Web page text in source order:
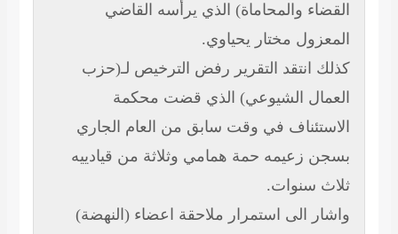
القضاء والمحاماة) الذي يرأسه القاضي
المعزول مختار يحياوي.
كذلك انتقد التقرير رفض الترخيص لـ(حزب
العمال الشيوعي) الذي قضت محكمة
الاستئناف في وقت سابق من العام الجاري
بسجن زعيمه حمة همامي وثلاثة من قيادييه
ثلاث سنوات.
واشار الى استمرار ملاحقة اعضاء (النهضة)